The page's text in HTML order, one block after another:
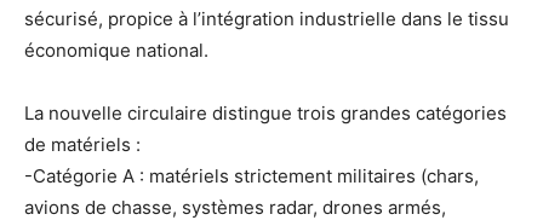
sécurisé, propice à l’intégration industrielle dans le tissu
économique national.
La nouvelle circulaire distingue trois grandes catégories
de matériels :
-Catégorie A : matériels strictement militaires (chars,
avions de chasse, systèmes radar, drones armés,